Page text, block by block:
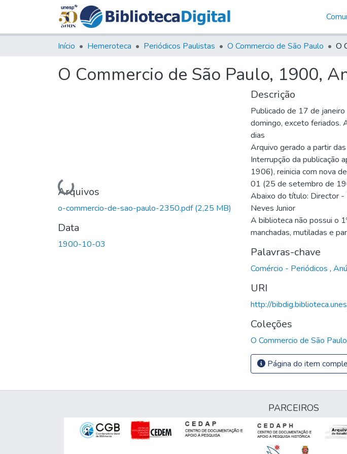
Início Hemeroteca Periódicos Paulistas O Commercio de São Paulo
O Commercio de São Paulo, 1900,
Carregando...
Arquivos
o-commercio-de-sao-paulo-2350.pdf(2,25 MB)
Data
1900-10-03
Descrição
Publicado de 17 de
domingo, exceto feriados.
dias
Arquivo gerado a partir
Interrupção da publicação
1906), reinicia com nova
01 (25 de setembro de
Abaixo do título: Director -
Neves Junior
A biblioteca não possui o
manchadas, mutiladas e
Palavras-chave
Comércio - Periódicos ,
URI
http://
Coleções
O Commercio de São Paulo
Página do item
PARCEIROS